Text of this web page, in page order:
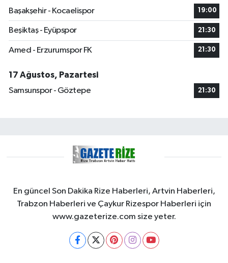
Başakşehir - Kocaelispor
19:00
Beşiktaş - Eyüpspor 21:30
Amed - Erzurumspor FK 21:30
17 Ağustos, Pazartesi
Samsunspor - Göztepe
21:30
En güncel Son Dakika Rize Haberleri, Artvin Haberleri,
Trabzon Haberleri ve Çaykur Rizespor Haberleri için
www.gazeterize.com size yeter.